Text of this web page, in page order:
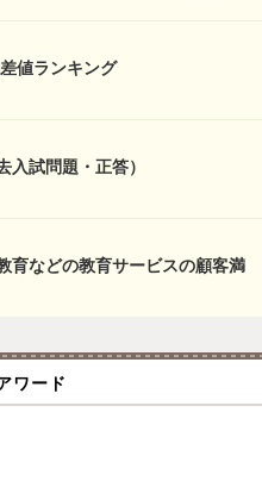
値ランキング
入試問題・正答）
育などの教育サービスの顧客満
ワード